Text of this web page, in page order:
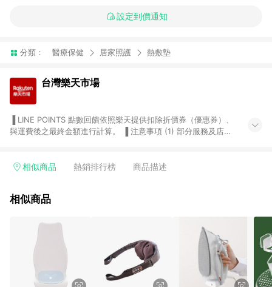
設定到價通知
分類： 醫療保健 居家照護 熱敷墊
台灣樂天市場
與運費後之最終金額進行計算。 ▐ 注意事項 (1) 部分服務及店家
Smart mobile、神腦生活、JS巨盛、樂天KOBO電子書，請詳閱
台灣樂天市場，並在同一瀏覽器於24小時內結帳，才享有 LINE
市場 45 天內完成訂單出貨及結帳，則不符合贈點資格。 (4) 如
使用APP、或中途瀏覽比價網、回饋網、Google等其他網頁、或
由網頁版(電腦版/手機版網頁)切換為App都將會造成追蹤中斷而
無法進行 LINE POINTS 回饋。 (5) LINE 購物為購物資訊整合性
平台，商品資料更新會有時間差，如顯示之商品規格、顏色、價
位、贈品與台灣樂天市場銷售網頁不符，以銷售網頁標示為準。
相似商品 熱銷排行榜 商品描述
相似商品